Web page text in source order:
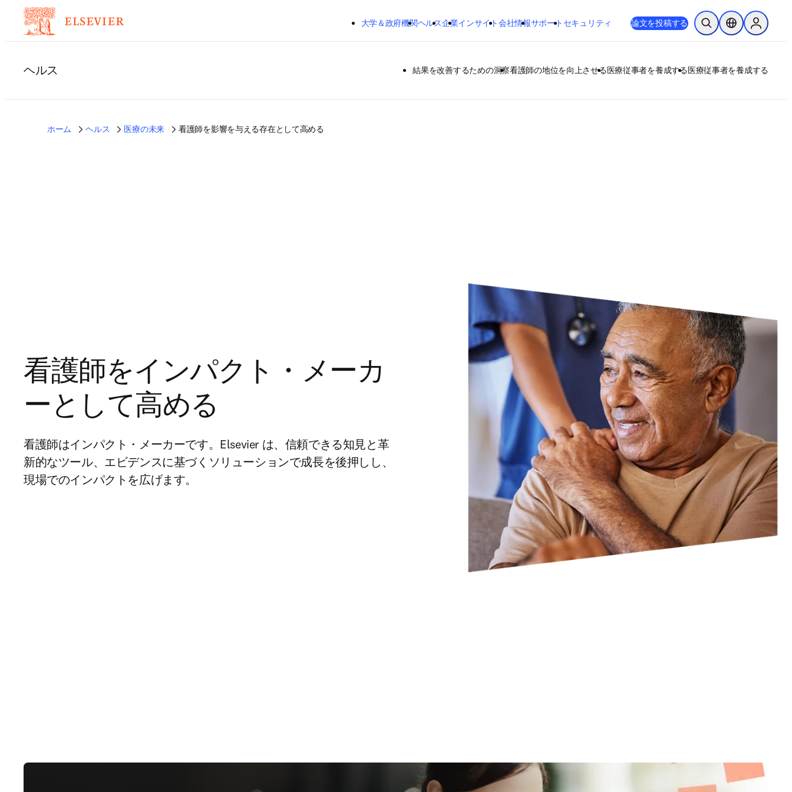
メインのコンテンツにスキップする
大学＆政府機関ヘルス企業インサイト会社情報サポート 新しいタブ／ウィンドウで開く
opens in new tab/window
セキュリティ 論文を投稿する 検索を開くロケーションセ
Sign in to
ヘルス 結果を改善するための洞察看護師の地位を向上させる医療従事者を養成する医療従事者を養成する
ホーム ヘルス 医療の未来 看護師を影響を与える存在として高める
看護師をインパクト・メーカ
ーとして高める
看護師はインパクト・メーカーです。Elsevier は、信頼できる知見と革
新的なツール、エビデンスに基づくソリューションで成長を後押しし、
現場でのインパクトを広げます。